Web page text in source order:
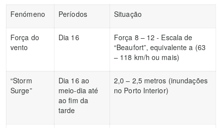
Fenómeno
Períodos Situação
Força do
vento
Dia 16
Força 8 – 12 - Escala de
“Beaufort”, equivalente a (63
– 118 km/h ou mais)
“Storm
Surge”
Dia 16 ao
meio-dia até
ao fim da
tarde
2,0 – 2,5 metros (inundações
no Porto Interior)